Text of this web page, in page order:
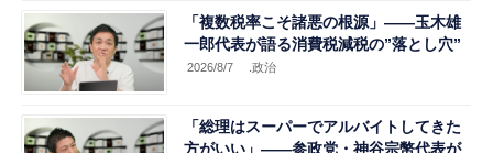
「複数税率こそ諸悪の根源」――玉木雄
一郎代表が語る消費税減税の”落とし穴”
2026/8/7 .政治
「総理はスーパーでアルバイトしてきた
方がいい」――参政党・神谷宗幣代表が